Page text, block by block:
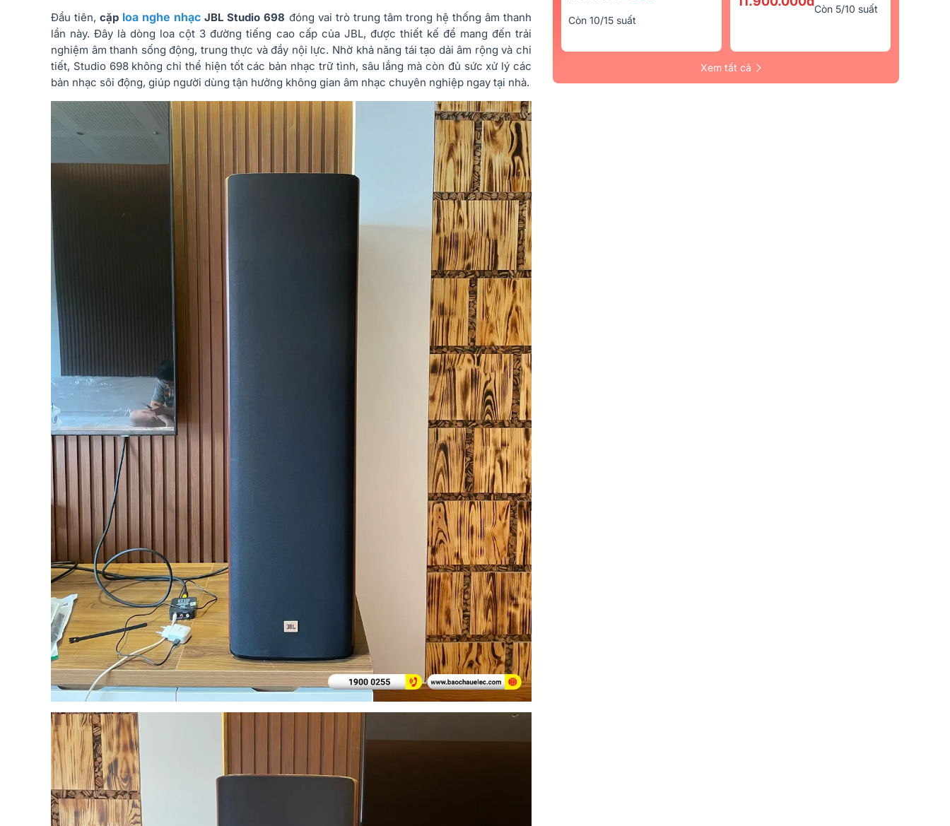
Đầu tiên, cặp loa nghe nhạc JBL Studio 698 đóng vai trò trung tâm trong hệ thống âm thanh
lần này. Đây là dòng loa cột 3 đường tiếng cao cấp của JBL, được thiết kế để mang đến trải
nghiệm âm thanh sống động, trung thực và đầy nội lực. Nhờ khả năng tái tạo dải âm rộng và chi
tiết, Studio 698 không chỉ thể hiện tốt các bản nhạc trữ tình, sâu lắng mà còn đủ sức xử lý các
bản nhạc sôi động, giúp người dùng tận hưởng không gian âm nhạc chuyên nghiệp ngay tại nhà.
Còn 10/15 suất
Còn 5/10 suất
Xem tất cả